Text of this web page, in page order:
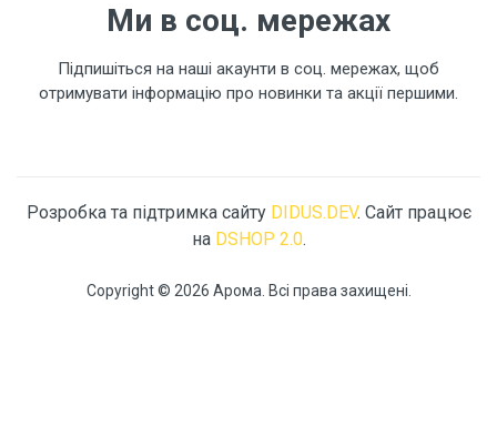
Ми в соц. мережах
Підпишіться на наші акаунти в соц. мережах, щоб
отримувати інформацію про новинки та акції першими.
Copyright © 2026 Арома. Всі права захищені.
Розробка та підтримка сайту DIDUS.DEV. Сайт працює
на DSHOP 2.0.